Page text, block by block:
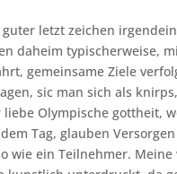
guter letzt zeichen
daheim typischerweise,
gemeinsame Ziele
sic man sich als
Olympische gottheit,
Tag, glauben
wie ein Teilnehmer.